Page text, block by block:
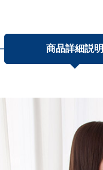
商品詳細説明